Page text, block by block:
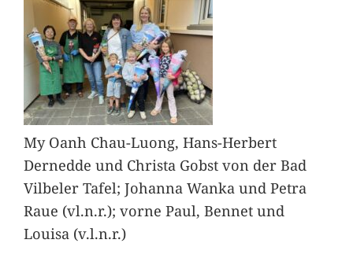
My Oanh Chau-Luong, Hans-Herbert
Dernedde und Christa Gobst von der Bad
Vilbeler Tafel; Johanna Wanka und Petra
Raue (vl.n.r.); vorne Paul, Bennet und
Louisa (v.l.n.r.)